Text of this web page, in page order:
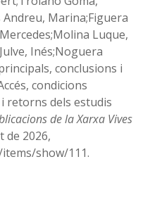
Andreu, Marina;Figuera
Luque,
Inés;Noguera
conclusions i
condicions
retorns dels estudis
de la Xarxa Vives
de 2026,
show/111.